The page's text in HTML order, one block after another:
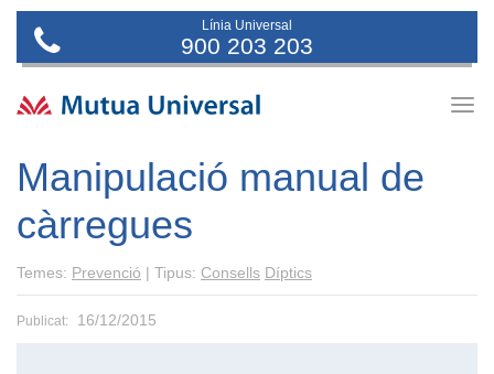
Línia Universal
900 203 203
Manipulació manual de
càrregues
Temes: Prevenció | Tipus: Consells Díptics
Publicat: 16/12/2015